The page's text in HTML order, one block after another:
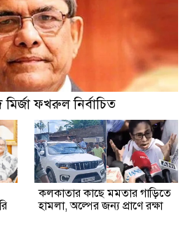
ফখরুল নির্বাচিত
কলকাতার কাছে মমতার গাড়িতে
হামলা, অল্পের জন্য প্রাণে রক্ষা